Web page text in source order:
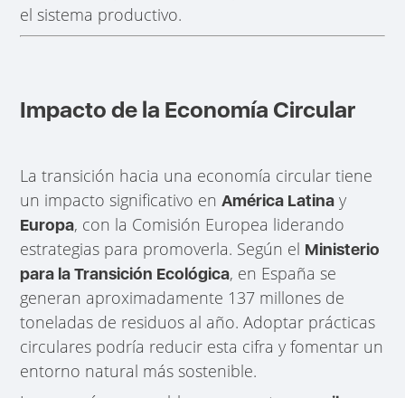
el sistema productivo.
Impacto de la Economía Circular
La transición hacia una economía circular tiene
un impacto significativo enAmérica Latina y
Europa, con la Comisión Europea liderando
estrategias para promoverla. Según el Ministerio
para la Transición Ecológica, en España se
generan aproximadamente 137 millones de
toneladas de residuos al año. Adoptar prácticas
circulares podría reducir esta cifra y fomentar un
entorno natural más sostenible.